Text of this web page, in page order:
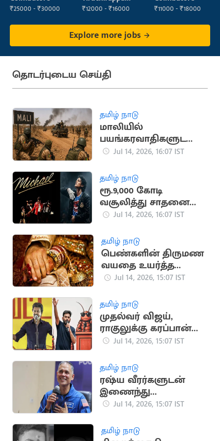
₹25000 - ₹30000 ₹12000 - ₹16000 ₹11000 - ₹18000
Explore more jobs
தொடர்புடைய செய்தி
தமிழ் நாடு
மாலியில்
பயங்கரவாதிகளுடனா
ன மோதலில் 30
Jul 14, 2026, 16:07 IST
தமிழ் நாடு
ரூ.9,000 கோடி
வசூலித்து சாதனை
படைத்த மைக்கேல்
Jul 14, 2026, 16:07 IST
தமிழ் நாடு
பெண்களின் திருமண
வயதை உயர்த்த
மத்திய அரசு
Jul 14, 2026, 15:07 IST
தமிழ் நாடு
முதல்வர் விஜய்,
ராகுலுக்கு கரப்பான்
பூச்சி கட்சி போராட
Jul 14, 2026, 15:07 IST
தமிழ் நாடு
ரஷ்ய வீரர்களுடன்
இணைந்து
விண்வெளி
தொடங்கினார் அனில்
Jul 14, 2026, 15:07 IST
தமிழ் நாடு